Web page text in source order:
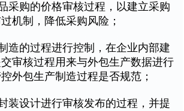
购的价格审核过程，以建立采购
机制，降低采购风险；
的过程进行控制，在企业内部建
审核过程用来与外包生产数据进行
外包生产制造过程是否规范；
设计进行审核发布的过程，并提